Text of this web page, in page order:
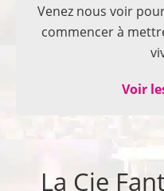
Venez nous voir
commencer à
Voir
La Cie